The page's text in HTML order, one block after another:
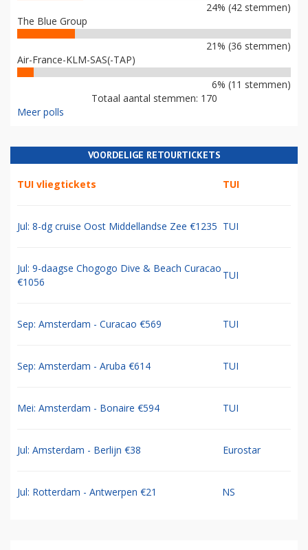
24% (42 stemmen)
The Blue Group
21% (36 stemmen)
Air-France-KLM-SAS(-TAP)
6% (11 stemmen)
Totaal aantal stemmen: 170
Meer polls
VOORDELIGE RETOURTICKETS
TUI vliegtickets TUI
Jul: 8-dg cruise Oost Middellandse Zee €1235 TUI
Jul: 9-daagse Chogogo Dive & Beach Curacao
€1056
TUI
Sep: Amsterdam - Curacao €569 TUI
Sep: Amsterdam - Aruba €614 TUI
Mei: Amsterdam - Bonaire €594 TUI
Jul: Amsterdam - Berlijn €38 Eurostar
Jul: Rotterdam - Antwerpen €21 NS